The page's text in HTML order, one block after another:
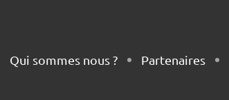
Qui sommes nous ? Partenaires